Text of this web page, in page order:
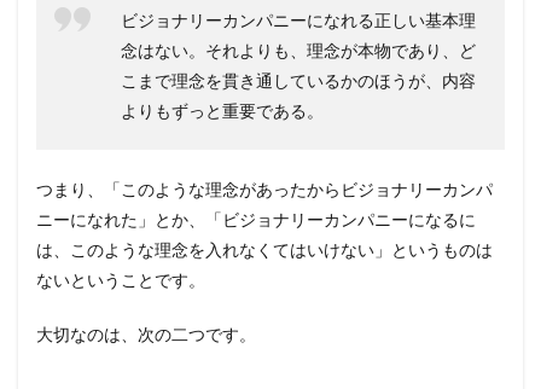
ビジョナリーカンパニーになれる正しい基本理
念はない。それよりも、理念が本物であり、ど
こまで理念を貫き通しているかのほうが、内容
よりもずっと重要である。
つまり、「このような理念があったからビジョナリーカンパ
ニーになれた」とか、「ビジョナリーカンパニーになるに
は、このような理念を入れなくてはいけない」というものは
ないということです。
大切なのは、次の二つです。